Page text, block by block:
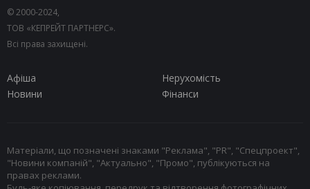
© 2000-2024,
ТОВ «КЕПРЕЙТ ПАРТНЕРС».
Всі права захищені.
Афіша
Нерухомість
Новини
Фінанси
Матеріали, що позначені знаками "Реклама", "PR", "Спецпроект",
"Новини компаній", "Актуально", "Промо", публікуються на
правах реклами.